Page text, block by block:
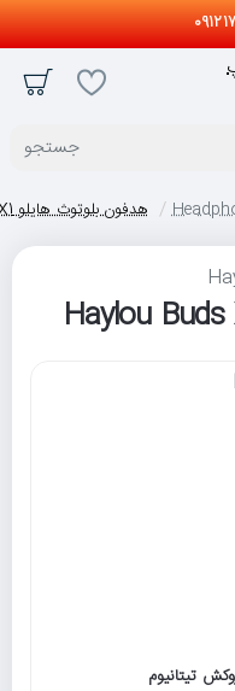
جستجو
هدفون بلوتوث هایلو Haylou Buds X1